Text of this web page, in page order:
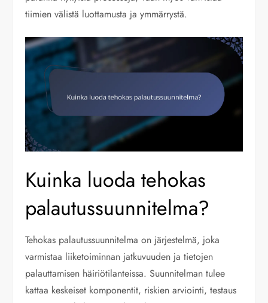
tiimien välistä luottamusta ja ymmärrystä.
Kuinka luoda tehokas
palautussuunnitelma?
Tehokas palautussuunnitelma on järjestelmä, joka
varmistaa liiketoiminnan jatkuvuuden ja tietojen
palauttamisen häiriötilanteissa. Suunnitelman tulee
kattaa keskeiset komponentit, riskien arviointi, testaus